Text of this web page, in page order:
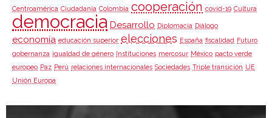
Centroamérica Ciudadanía Colombia cooperación covid-19 Cultura
democracia Desarrollo Diplomacia Diálogo
economía educación superior elecciones España fiscalidad Futuro
gobernanza igualdad de género Instituciones mercosur México pacto verde
europeo Paz Perú relaciones internacionales Sociedades Triple transición UE
Unión Europa